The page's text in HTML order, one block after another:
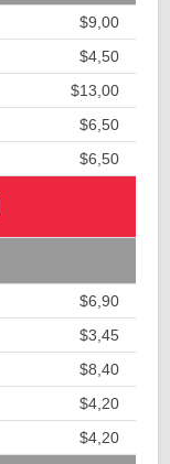
$9,00
$4,50
$13,00
$6,50
$6,50
$6,90
$3,45
$8,40
$4,20
$4,20